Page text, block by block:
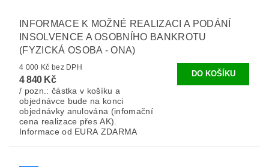
INFORMACE K MOŽNÉ REALIZACI A PODÁNÍ
INSOLVENCE A OSOBNÍHO BANKROTU
(FYZICKÁ OSOBA - ONA)
4 000 Kč bez DPH
4 840 Kč
/ pozn.: částka v košíku a
objednávce bude na konci
objednávky anulována (infomační
cena realizace přes AK).
Informace od EURA ZDARMA